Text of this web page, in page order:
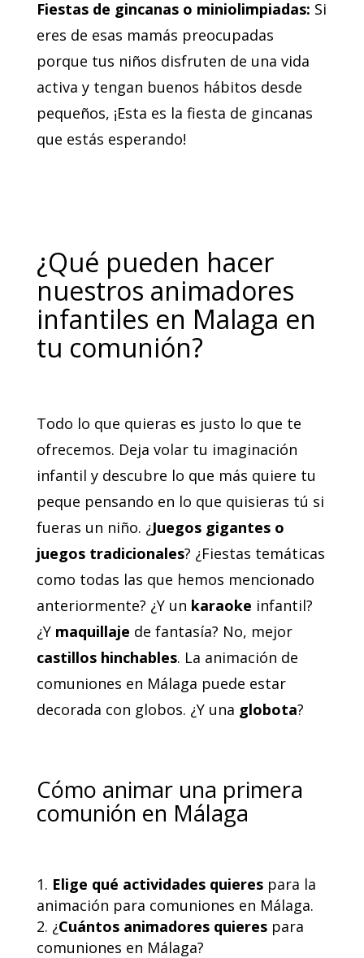
Fiestas de gincanas o miniolimpiadas: Si
eres de esas mamás preocupadas
porque tus niños disfruten de una vida
activa y tengan buenos hábitos desde
pequeños, ¡Esta es la fiesta de gincanas
que estás esperando!
¿Qué pueden hacer
nuestros animadores
infantiles en Malaga en
tu comunión?
Todo lo que quieras es justo lo que te
ofrecemos. Deja volar tu imaginación
infantil y descubre lo que más quiere tu
peque pensando en lo que quisieras tú si
fueras un niño. ¿Juegos gigantes o
juegos tradicionales? ¿Fiestas temáticas
como todas las que hemos mencionado
anteriormente? ¿Y un karaoke infantil?
¿Ymaquillaje de fantasía? No, mejor
castillos hinchables. La animación de
comuniones en Málaga puede estar
decorada con globos. ¿Y una globota?
Cómo animar una primera
comunión en Málaga
Elige qué actividades quierespara la
animación para comuniones en Málaga.
¿Cuántos animadores quierespara
comuniones en Málaga?